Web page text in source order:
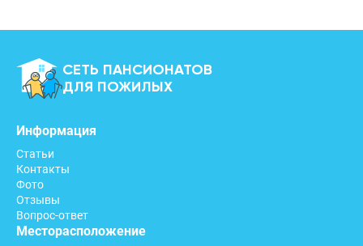
СЕТЬ ПАНСИОНАТОВ
ДЛЯ ПОЖИЛЫХ
Информация
Статьи
Контакты
Фото
Отзывы
Вопрос-ответ
Месторасположение